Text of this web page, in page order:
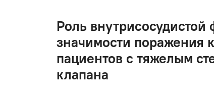
Роль
значимости поражения
пациентов с тяжелым
клапана